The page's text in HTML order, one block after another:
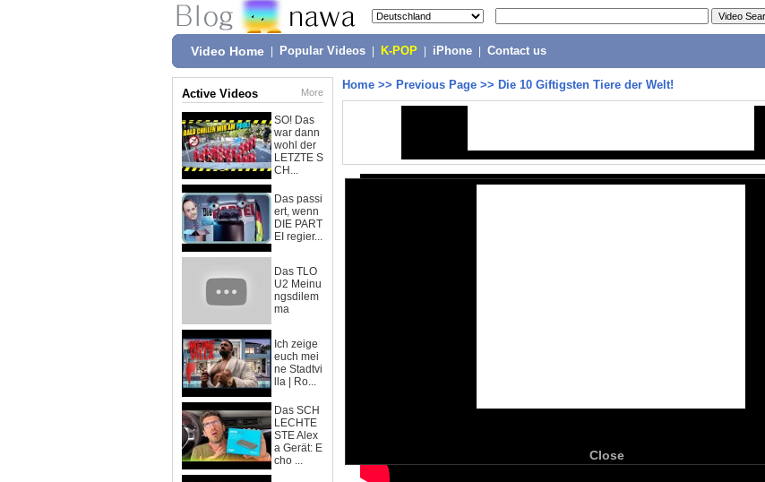
Video Home Popular Videos K-POP iPhone Contact us
Active Videos More
SO! Das
war dann
wohl der
LETZTE S
CH...
Das passi
ert, wenn
DIE PART
EI regier...
Das TLO
U2 Meinu
ngsdilem
ma
Ich zeige
euch mei
ne Stadtvi
lla | Ro...
Das SCH
LECHTE
STE Alex
a Gerät: E
cho ...
Home >> Previous Page >> Die 10 Giftigsten Tiere der Welt!
Close